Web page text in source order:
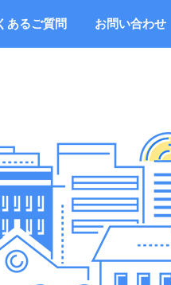
あるご質問 お問い合わせ